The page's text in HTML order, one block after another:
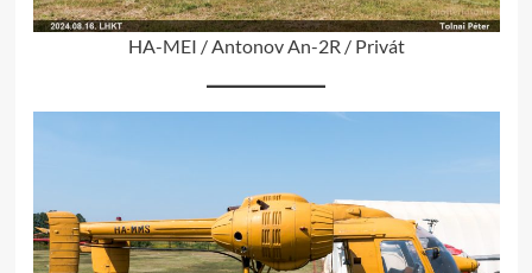
HA-MEI / Antonov An-2R / Privát